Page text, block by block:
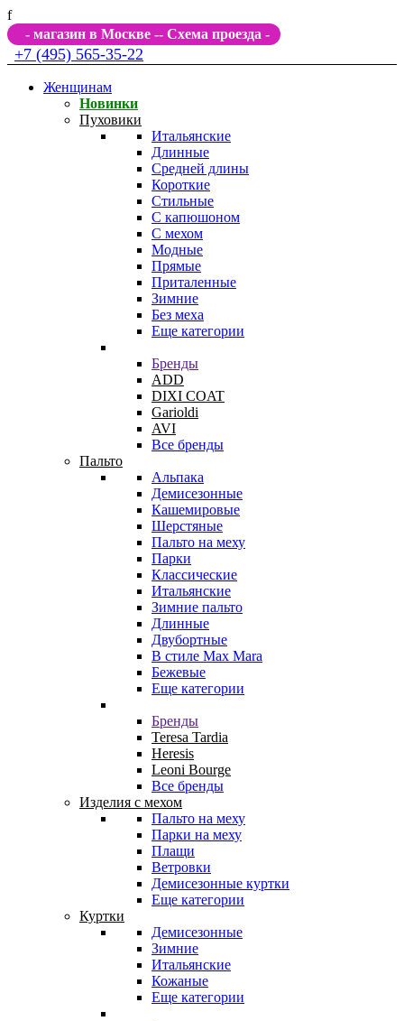
f
- магазин в Москве -- Схема проезда -
+7 (495) 565-35-22
Женщинам
Новинки
Пуховики
Итальянские
Длинные
Средней длины
Короткие
Стильные
С капюшоном
С мехом
Модные
Прямые
Приталенные
Зимние
Без меха
Еще категории
Бренды
ADD
DIXI COAT
Garioldi
AVI
Все бренды
Пальто
Альпака
Демисезонные
Кашемировые
Шерстяные
Пальто на меху
Парки
Классические
Итальянские
Зимние пальто
Длинные
Двубортные
В стиле Max Mara
Бежевые
Еще категории
Бренды
Teresa Tardia
Heresis
Leoni Bourge
Все бренды
Изделия с мехом
Пальто на меху
Парки на меху
Плащи
Ветровки
Демисезонные куртки
Еще категории
Куртки
Демисезонные
Зимние
Итальянские
Кожаные
Еще категории